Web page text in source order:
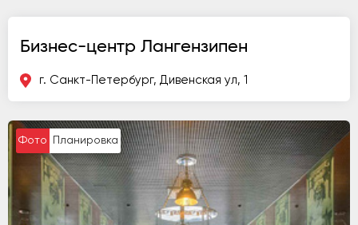
Бизнес-центр Лангензипен
г. Санкт-Петербург, Дивенская ул, 1
Фото Планировка